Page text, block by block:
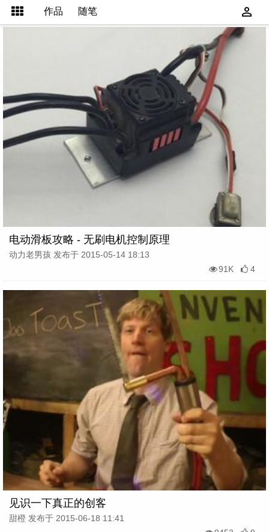
作品 随笔
电动滑板攻略 - 无刷电机控制原理
动力老男孩 发布于 2015-05-14 18:13
91K
4
见识一下真正的创客
甜橙 发布于 2015-06-18 11:41